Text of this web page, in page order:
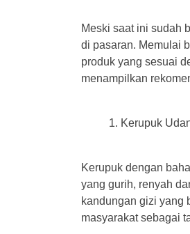
Meski saat ini sudah
di pasaran. Memulai
produk yang sesuai
menampilkan
Kerupuk
Kerupuk dengan
yang gurih, renyah
kandungan gizi yang
masyarakat sebagai